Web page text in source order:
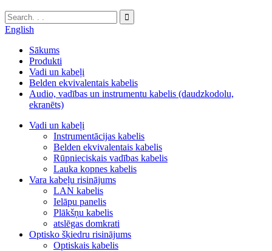
English
Sākums
Produkti
Vadi un kabeļi
Belden ekvivalentais kabelis
Audio, vadības un instrumentu kabelis (daudzkodolu,
ekranēts)
Vadi un kabeļi
Instrumentācijas kabelis
Belden ekvivalentais kabelis
Rūpnieciskais vadības kabelis
Lauka kopnes kabelis
Vara kabeļu risinājums
LAN kabelis
Ielāpu panelis
Plākšņu kabelis
atslēgas domkrati
Optisko šķiedru risinājums
Optiskais kabelis